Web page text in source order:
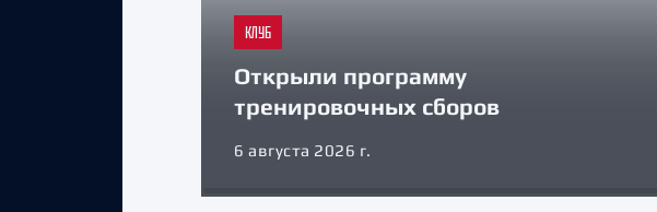
КЛУБ
Открыли программу
тренировочных сборов
6 августа 2026 г.